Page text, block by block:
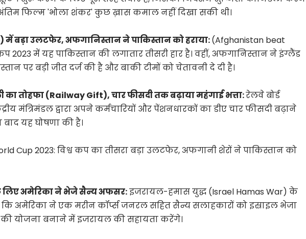
अंतिम फिल्म 'भोला शंकर' कुछ ख़ास कमाल नहीं दिखा सकी थी।
में बड़ा उलटफेर, अफगानिस्तान ने पाकिस्तान को हराया:(Afghanistan beat
2023 में यह पाकिस्तान की लगातार तीसरी हार है। वहीं, अफगानिस्तान ने इंग्लैंड
पर बड़ी जीत दर्ज की है और बाकी टीमों को चेतावनी दे दी है।
का तोहफा (Railway Gift), चार फीसदी तक बढ़ाया महंगाई भत्ता:रेलवे बोर्ड
मंत्रिमंडल द्वारा अपने कर्मचारियों और पेंशनधारकों का डीए चार फीसदी बढ़ाने
यह घोषणा की है।
Cup 2023: विश्व कप का तीसरा बड़ा उलटफेर, अफगानी शेरों ने पाकिस्तान को
लिए अमेरिका ने भेजे सैन्य अफसर:इजरायल-हमास युद्ध (Israel Hamas War) के
अमेरिका ने एक मरीन कॉर्प्स जनरल सहित सैन्य सलाहकारों को इस्राइल भेजा
की योजना बनाने में इजरायल की सहायता करेंगे।